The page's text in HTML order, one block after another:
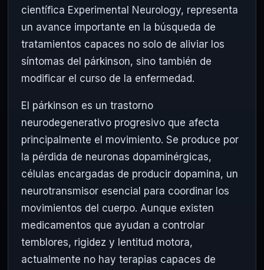
científica Experimental Neurology, representa
un avance importante en la búsqueda de
tratamientos capaces no solo de aliviar los
síntomas del párkinson, sino también de
modificar el curso de la enfermedad.
El párkinson es un trastorno
neurodegenerativo progresivo que afecta
principalmente el movimiento. Se produce por
la pérdida de neuronas dopaminérgicas,
células encargadas de producir dopamina, un
neurotransmisor esencial para coordinar los
movimientos del cuerpo. Aunque existen
medicamentos que ayudan a controlar
temblores, rigidez y lentitud motora,
actualmente no hay terapias capaces de